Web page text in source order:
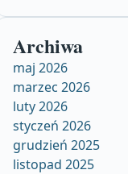
Archiwa
maj 2026
marzec 2026
luty 2026
styczeń 2026
grudzień 2025
listopad 2025